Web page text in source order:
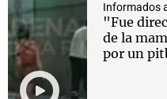
Informados
"Fue
de la
por un